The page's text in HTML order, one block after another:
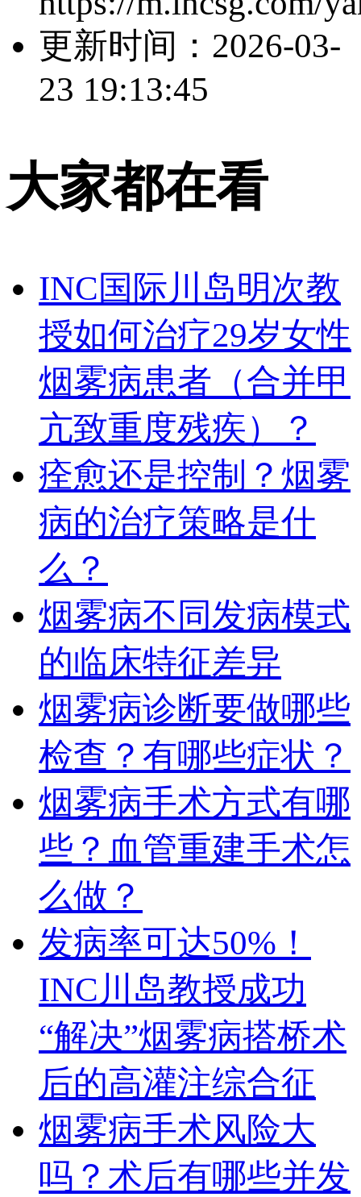
更新时间： 2026-03-
23 19:13:45
大家都在看
INC国际川岛明次教
授如何治疗29岁女性
烟雾病患者（合并甲
亢致重度残疾）？
痊愈还是控制？烟雾
病的治疗策略是什
么？
烟雾病不同发病模式
的临床特征差异
烟雾病诊断要做哪些
检查？有哪些症状？
烟雾病手术方式有哪
些？血管重建手术怎
么做？
发病率可达50%！
INC川岛教授成功
“解决”烟雾病搭桥术
后的高灌注综合征
烟雾病手术风险大
吗？术后有哪些并发